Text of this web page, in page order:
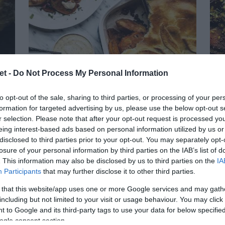
- Do Not Process My Personal Information
opt-out of the sale, sharing to third parties, or processing of your
for targeted advertising by us, please use the below opt-out
selection. Please note that after your opt-out request is processed
interest-based ads based on personal information utilized by us
to third parties prior to your opt-out. You may separately
of your personal information by third parties on the IAB’s list of
This information may also be disclosed by us to third parties on the
Participants that may further disclose it to other third parties.
that this website/app uses one or more Google services and may
but not limited to your visit or usage behaviour. You may
to Google and its third-party tags to use your data for below
consent section.
Pastel de batata, membrillo y
granada
¡Qué ganas tenía de traer una receta con
membrillos! Ya sabéis que mis padres
tienen un membrillo enorme en su casa
y todos los años nos premia con una